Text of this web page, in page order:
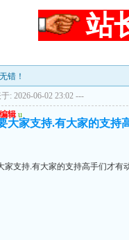
站
错！
: 2026-06-02 23:02 ---
编辑 u
大家支持.有大家的支持
家支持.有大家的支持高手们才有